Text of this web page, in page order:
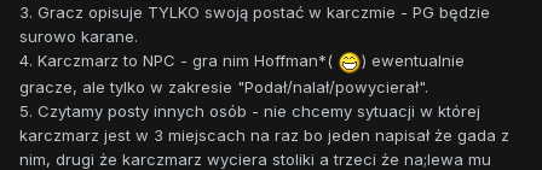
3. Gracz opisuje TYLKO swoją postać w karczmie - PG będzie
surowo karane.
4. Karczmarz to NPC - gra nim Hoffman*(
) ewentualnie
gracze, ale tylko w zakresie "Podał/nalał/powycierał".
5. Czytamy posty innych osób - nie chcemy sytuacji w której
karczmarz jest w 3 miejscach na raz bo jeden napisał że gada z
nim, drugi że karczmarz wyciera stoliki a trzeci że na;lewa mu